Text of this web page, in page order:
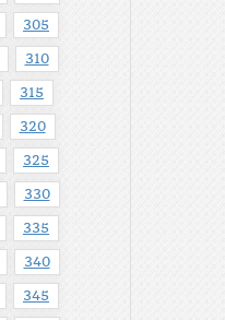
305
310
315
320
325
330
335
340
345